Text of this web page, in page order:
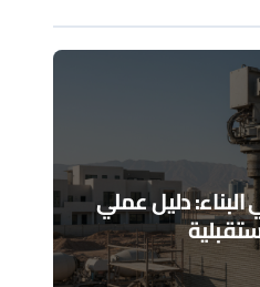
البناء: دليل عملي